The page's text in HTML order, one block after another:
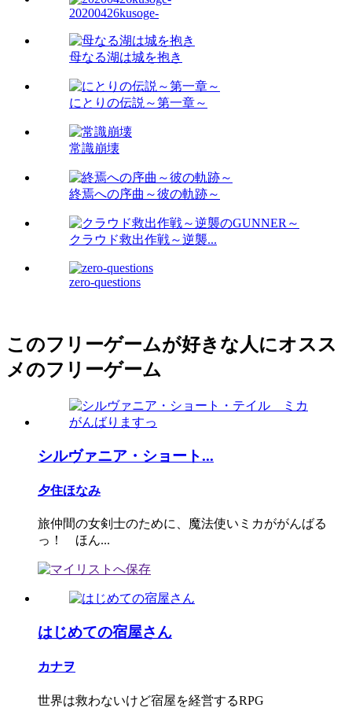
20200426kusoge-
母なる湖は城を抱き
にとりの伝説～第一章～
常識崩壊
終焉への序曲～彼の軌跡～
クラウド救出作戦～逆襲...
zero-questions
このフリーゲームが好きな人にオスス
メのフリーゲーム
シルヴァニア・ショート...
夕住ほなみ
旅仲間の女剣士のために、魔法使いミカががんばる
っ！ ほん...
はじめての宿屋さん
カナヲ
世界は救わないけど宿屋を経営するRPG